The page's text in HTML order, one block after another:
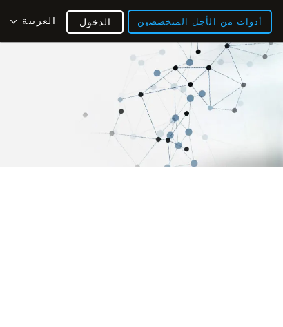
أدوات من الأجل المتخصصين العربية الدخول